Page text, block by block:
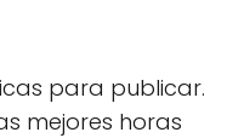
para publicar.
mejores horas